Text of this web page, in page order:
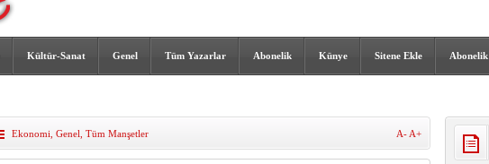
Kültür-Sanat Genel Tüm Yazarlar Abonelik Künye Sitene Ekle Abonelik
Ekonomi Genel Tüm Manşetler A- A+